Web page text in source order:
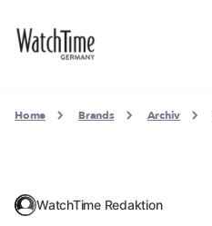
Home Brands Archiv
WatchTime Redaktion